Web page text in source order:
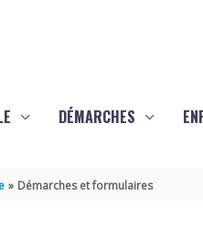
DÉMARCHES
Démarches et formulaires